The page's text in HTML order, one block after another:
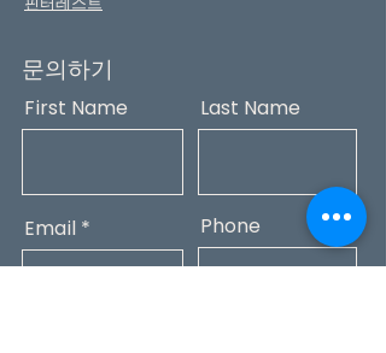
문의하기
First Name Last Name
Email Phone